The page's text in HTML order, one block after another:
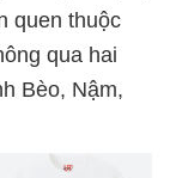
quen thuộc
qua hai
Bèo, Nậm,